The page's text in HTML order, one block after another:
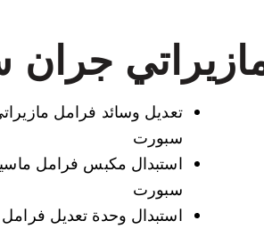
تعديل وسائد فرامل
سبورت
استبدال مكبس فرامل
سبورت
استبدال وحدة تعديل